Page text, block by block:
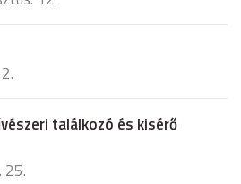
találkozó és kisérő
25.